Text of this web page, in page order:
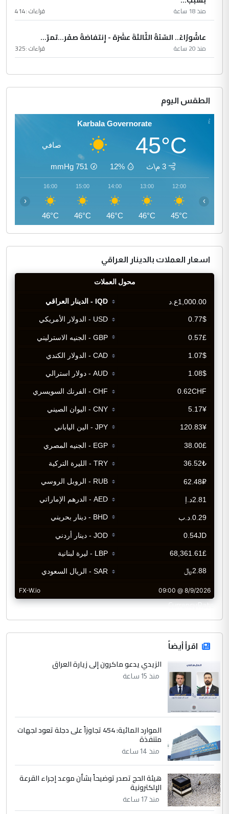
منذ 18 ساعة قراءات :414
عاشُورْاءُ.. السّنَةُ الثّالثةَ عشَرَة - إِنتفاضةُ صفَر…تمرّ...
منذ 20 ساعة قراءات :325
الطقس اليوم
Karbala Governorate
45°C صافي
3 م\ث 12%
751
mmHg
12:00
45°C
13:00
46°C
14:00
46°C
15:00
46°C
16:00
46°C
‹ ›
اسعار العملات بالدينار العراقي
CurrencyRate
اقرأ أيضاً
الزيدي يدعو ماكرون إلى زيارة العراق
منذ 15 ساعة
الموارد المائية: 454 تجاوزاً على دجلة تعود لجهات
متنفذة
منذ 14 ساعة
هيئة الحج تصدر توضيحاً بشأن موعد إجراء القرعة
الإلكترونية
منذ 17 ساعة